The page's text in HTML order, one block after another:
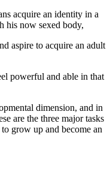
acquire an identity in a
his now sexed body,
aspire to acquire an adult
powerful and able in that
dimension, and in
are the three major tasks
grow up and become an